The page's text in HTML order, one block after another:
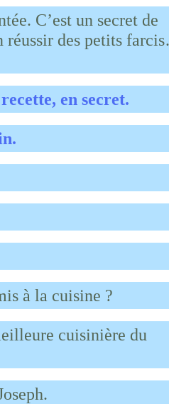
C’est un secret de
des petits
en secret.
à la cuisine ?
cuisinière du